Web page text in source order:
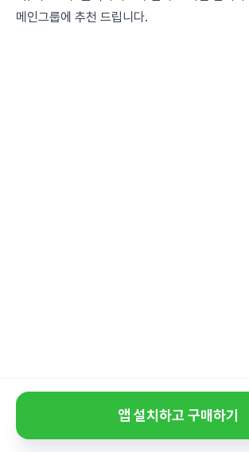
메인그룹에 추천 드립니다.
앱 설치하고 구매하기